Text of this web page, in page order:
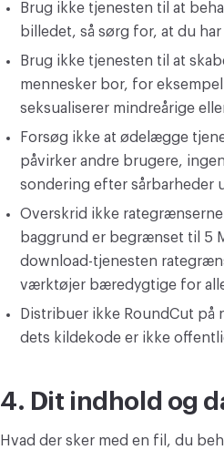
Brug ikke tjenesten til at
billedet, så sørg for, at du har
Brug ikke tjenesten til at
mennesker bor, for
seksualiserer mindreårige
Forsøg ikke at ødelægge
påvirker andre brugere,
sondering efter sårbarheder
Overskrid ikke
baggrund er begrænset til 5
download-tjenesten
værktøjer bæredygtige for
Distribuer ikke RoundCut
dets kildekode er ikke
4. Dit indhold og
Hvad der sker med en fil, du